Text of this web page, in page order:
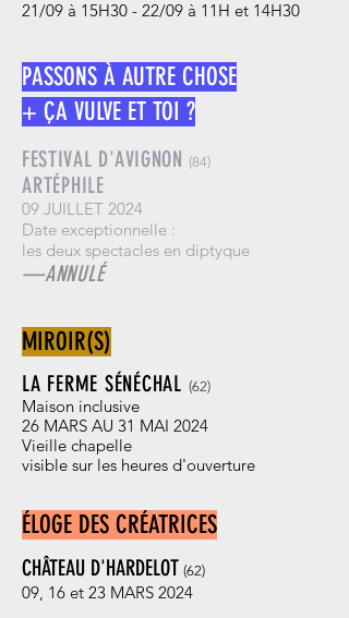
21/09 à 15H30 - 22/09 à 11H et 14H30
PASSONS À AUTRE CHOSE
+ ÇA VULVE ET TOI ?
FESTIVAL D'AVIGNON (84)
ARTÉPHILE
09 JUILLET 2024
Date exceptionnelle :
les deux spectacles en diptyque
—ANNULÉ
MIROIR(S)
LA FERME SÉNÉCHAL (62)
Maison inclusive
26 MARS AU 31 MAI 2024
Vieille chapelle
visible sur les heures d'ouverture
ÉLOGE DES CRÉATRICES
CHÂTEAU D'HARDELOT (62)
09, 16 et 23 MARS 2024